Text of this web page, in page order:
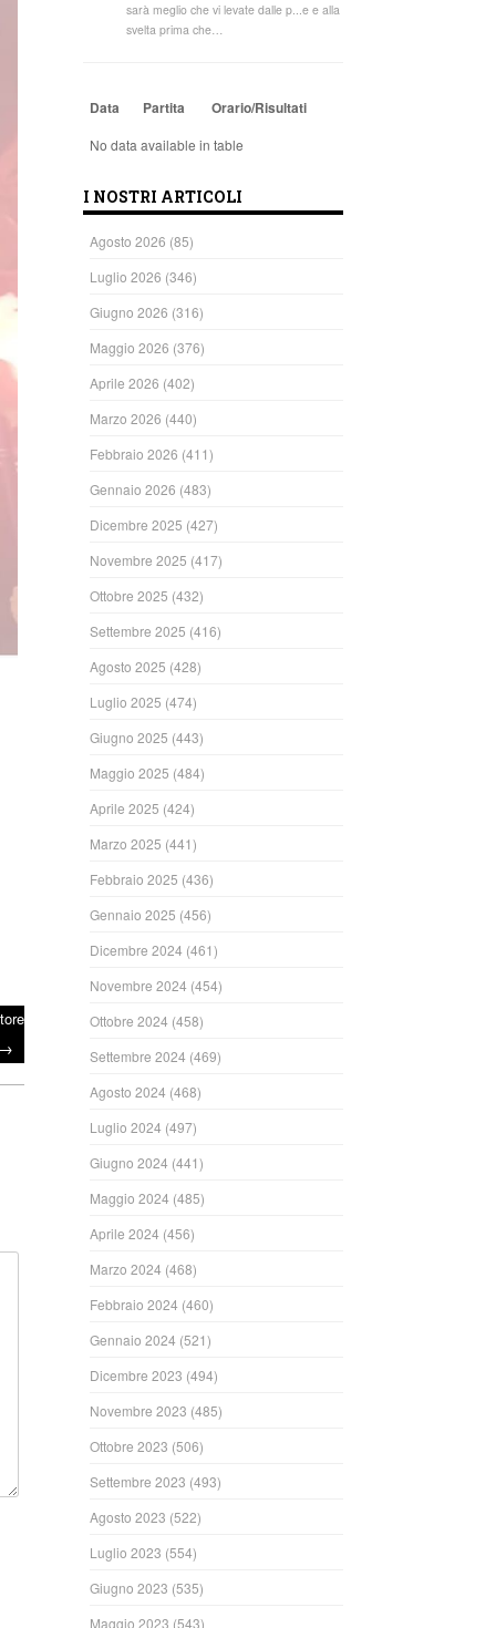
→
sarà meglio che vi levate dalle p...e e alla
svelta prima che…
Data Partita Orario/Risultati
No data available in table
I NOSTRI ARTICOLI
Agosto 2026 (85)
Luglio 2026 (346)
Giugno 2026 (316)
Maggio 2026 (376)
Aprile 2026 (402)
Marzo 2026 (440)
Febbraio 2026 (411)
Gennaio 2026 (483)
Dicembre 2025 (427)
Novembre 2025 (417)
Ottobre 2025 (432)
Settembre 2025 (416)
Agosto 2025 (428)
Luglio 2025 (474)
Giugno 2025 (443)
Maggio 2025 (484)
Aprile 2025 (424)
Marzo 2025 (441)
Febbraio 2025 (436)
Gennaio 2025 (456)
Dicembre 2024 (461)
Novembre 2024 (454)
Ottobre 2024 (458)
Settembre 2024 (469)
Agosto 2024 (468)
Luglio 2024 (497)
Giugno 2024 (441)
Maggio 2024 (485)
Aprile 2024 (456)
Marzo 2024 (468)
Febbraio 2024 (460)
Gennaio 2024 (521)
Dicembre 2023 (494)
Novembre 2023 (485)
Ottobre 2023 (506)
Settembre 2023 (493)
Agosto 2023 (522)
Luglio 2023 (554)
Giugno 2023 (535)
Maggio 2023 (543)